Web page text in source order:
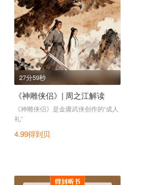
27分59秒
《神雕侠侣》| 周之江解读
《神雕侠侣》是金庸武侠创作的“成人
礼”
4.99得到贝